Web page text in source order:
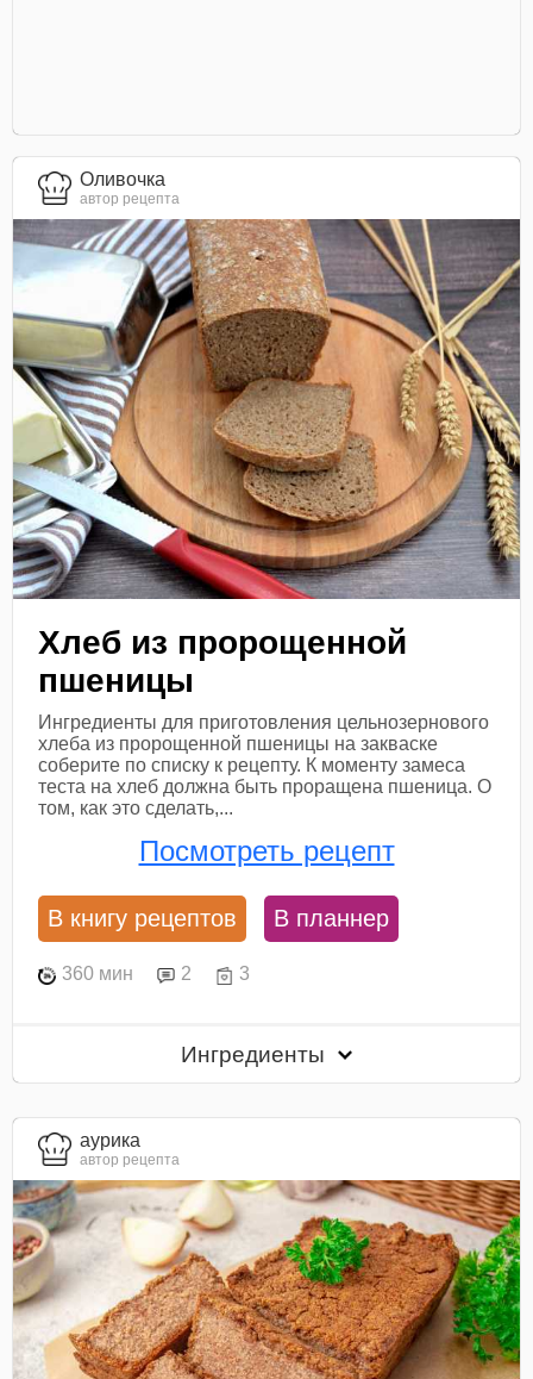
Оливочка
автор рецепта
Хлеб из пророщенной
пшеницы
Ингредиенты для приготовления цельнозернового
хлеба из пророщенной пшеницы на закваске
соберите по списку к рецепту. К моменту замеса
теста на хлеб должна быть проращена пшеница. О
том, как это сделать,...
Посмотреть рецепт
В книгу рецептов В планнер
360 мин 2 3
Ингредиенты
aурика
автор рецепта